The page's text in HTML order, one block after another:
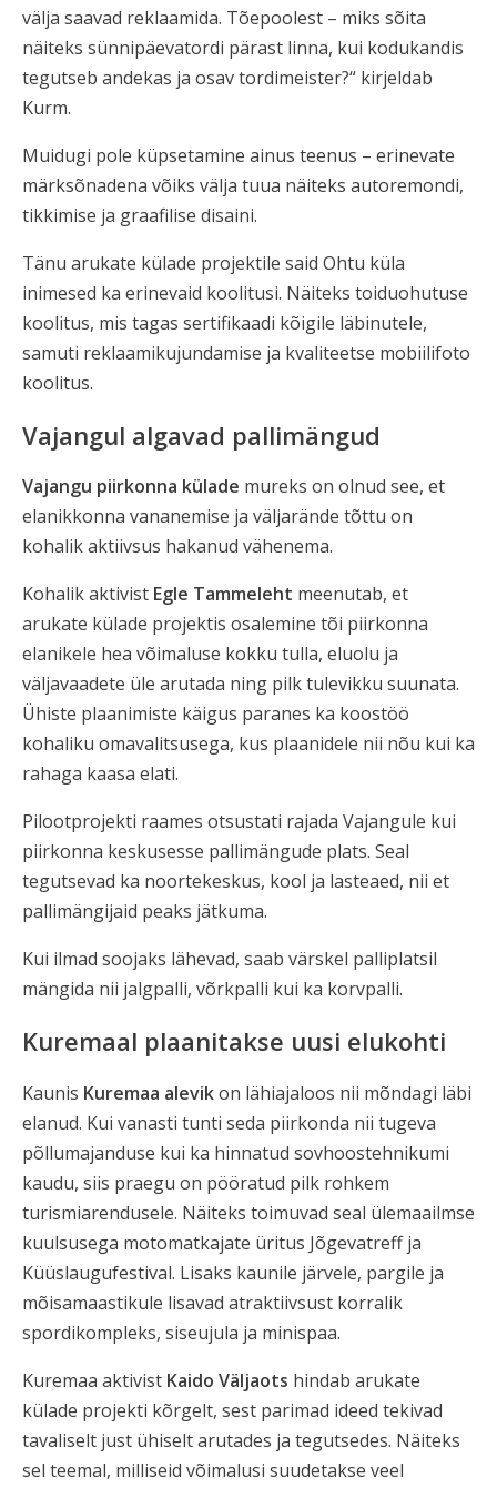
välja saavad reklaamida. Tõepoolest – miks sõita
näiteks sünnipäevatordi pärast linna, kui kodukandis
tegutseb andekas ja osav tordimeister?“ kirjeldab
Kurm.
Muidugi pole küpsetamine ainus teenus – erinevate
märksõnadena võiks välja tuua näiteks autoremondi,
tikkimise ja graafilise disaini.
Tänu arukate külade projektile said Ohtu küla
inimesed ka erinevaid koolitusi. Näiteks toiduohutuse
koolitus, mis tagas sertifikaadi kõigile läbinutele,
samuti reklaamikujundamise ja kvaliteetse mobiilifoto
koolitus.
Vajangul algavad pallimängud
Vajangu piirkonna külade mureks on olnud see, et
elanikkonna vananemise ja väljarände tõttu on
kohalik aktiivsus hakanud vähenema.
Kohalik aktivist Egle Tammeleht meenutab, et
arukate külade projektis osalemine tõi piirkonna
elanikele hea võimaluse kokku tulla, eluolu ja
väljavaadete üle arutada ning pilk tulevikku suunata.
Ühiste plaanimiste käigus paranes ka koostöö
kohaliku omavalitsusega, kus plaanidele nii nõu kui ka
rahaga kaasa elati.
Pilootprojekti raames otsustati rajada Vajangule kui
piirkonna keskusesse pallimängude plats. Seal
tegutsevad ka noortekeskus, kool ja lasteaed, nii et
pallimängijaid peaks jätkuma.
Kui ilmad soojaks lähevad, saab värskel palliplatsil
mängida nii jalgpalli, võrkpalli kui ka korvpalli.
Kuremaal plaanitakse uusi elukohti
Kaunis Kuremaa alevikon lähiajaloos nii mõndagi läbi
elanud. Kui vanasti tunti seda piirkonda nii tugeva
põllumajanduse kui ka hinnatud sovhoostehnikumi
kaudu, siis praegu on pööratud pilk rohkem
turismiarendusele. Näiteks toimuvad seal ülemaailmse
kuulsusega motomatkajate üritus Jõgevatreff ja
Küüslaugufestival. Lisaks kaunile järvele, pargile ja
mõisamaastikule lisavad atraktiivsust korralik
spordikompleks, siseujula ja minispaa.
Kuremaa aktivist Kaido Väljaots hindab arukate
külade projekti kõrgelt, sest parimad ideed tekivad
tavaliselt just ühiselt arutades ja tegutsedes. Näiteks
sel teemal, milliseid võimalusi suudetakse veel